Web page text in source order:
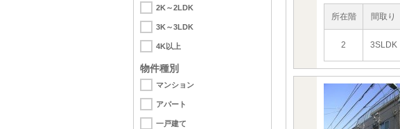
所在階 間取り
2 3SLDK
2K～2LDK
3K～3LDK
4K以上
物件種別
マンション
アパート
一戸建て